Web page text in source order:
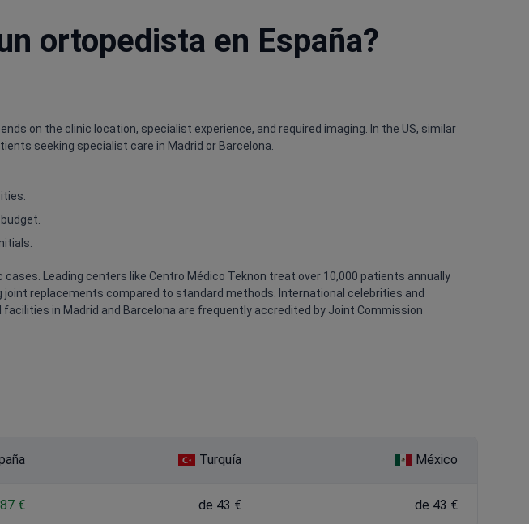
ortopedista en España?
on the clinic location, specialist experience, and required imaging. In the US, similar
seeking specialist care in Madrid or Barcelona.
Leading centers like Centro Médico Teknon treat over 10,000 patients annually
replacements compared to standard methods. International celebrities and
in Madrid and Barcelona are frequently accredited by Joint Commission
Turquía México
€ de 43 € de 43 €